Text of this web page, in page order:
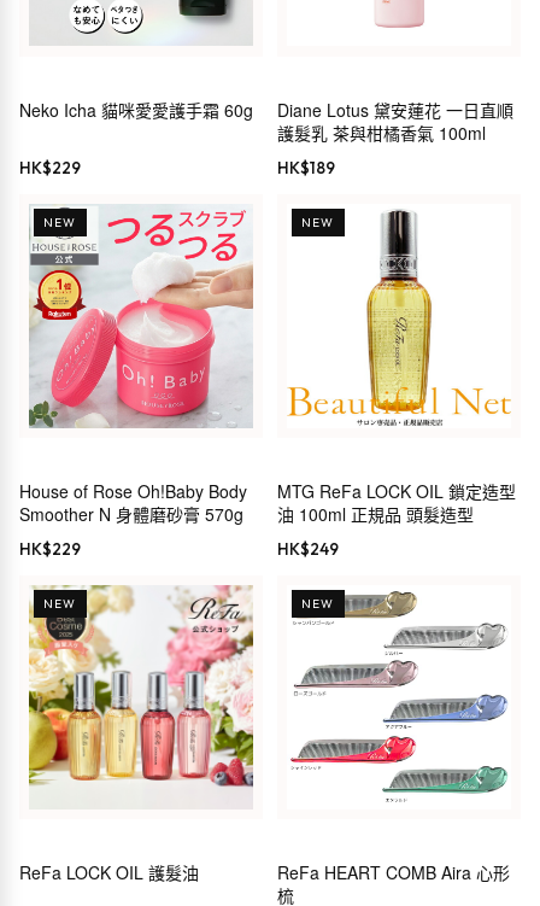
Neko Icha 貓咪愛愛護手霜 60g
HK$229
Diane Lotus 黛安蓮花 一日直順
護髮乳 茶與柑橘香氣 100ml
HK$189
NEW
House of Rose Oh!Baby Body
Smoother N 身體磨砂膏 570g
HK$229
NEW
MTG ReFa LOCK OIL 鎖定造型
油 100ml 正規品 頭髮造型
HK$249
NEW
ReFa LOCK OIL 護髮油
NEW
ReFa HEART COMB Aira 心形
梳